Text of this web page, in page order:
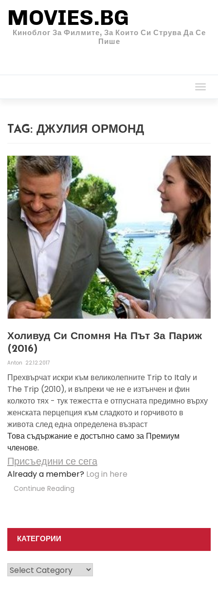
MOVIES.BG
Киноблог За Филмите, За Които Си Струва Да Се
Пише
TAG: ДЖУЛИЯ ОРМОНД
Холивуд Си Спомня На Път За Париж
(2016)
Anton 22.12.2017
Прехвърчат искри към великолепните Trip to Italy и
The Trip (2010), и въпреки че не е изтънчен и фин
колкото тях - тук тежестта е отпусната предимно върху
женската перцепция към сладкото и горчивото в
живота след една определена възраст
Това съдържание е достъпно само за Премиум
членове.
Присъедини се сега
Already a member? Log in here
Continue Reading
КАТЕГОРИИ
Категории